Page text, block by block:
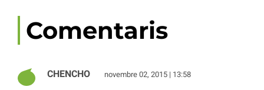
Comentaris
CHENCHO novembre 02, 2015 | 13:58